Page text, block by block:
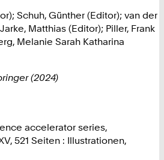
Schuh, Günther (Editor); van der
Matthias (Editor); Piller, Frank
Melanie Sarah Katharina
(2024)
accelerator series,
521 Seiten : Illustrationen,